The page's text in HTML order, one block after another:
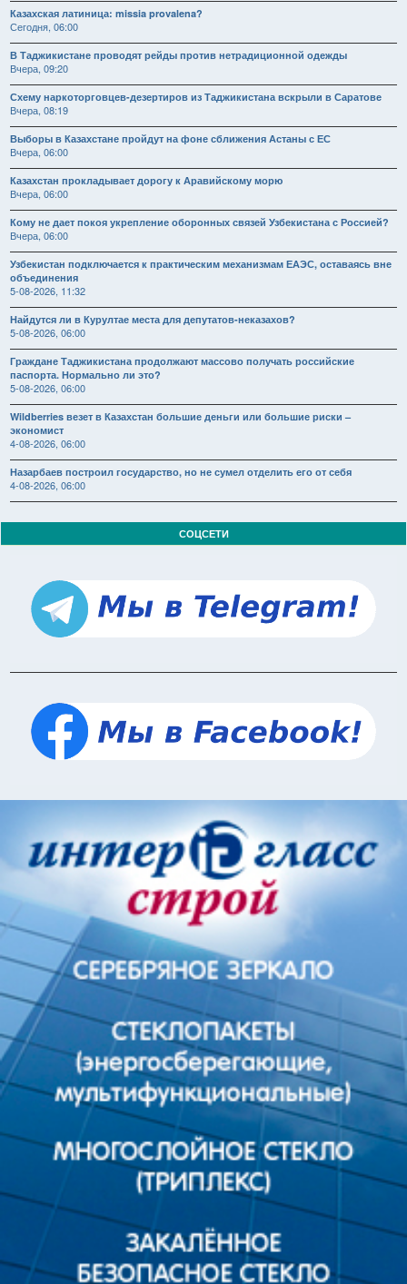
Казахская латиница: missia provalena?
Сегодня, 06:00
В Таджикистане проводят рейды против нетрадиционной одежды
Вчера, 09:20
Схему наркоторговцев-дезертиров из Таджикистана вскрыли в Саратове
Вчера, 08:19
Выборы в Казахстане пройдут на фоне сближения Астаны с ЕС
Вчера, 06:00
Казахстан прокладывает дорогу к Аравийскому морю
Вчера, 06:00
Кому не дает покоя укрепление оборонных связей Узбекистана с Россией?
Вчера, 06:00
Узбекистан подключается к практическим механизмам ЕАЭС, оставаясь вне
объединения
5-08-2026, 11:32
Найдутся ли в Курултае места для депутатов-неказахов?
5-08-2026, 06:00
Граждане Таджикистана продолжают массово получать российские
паспорта. Нормально ли это?
5-08-2026, 06:00
Wildberries везет в Казахстан большие деньги или большие риски –
экономист
4-08-2026, 06:00
Назарбаев построил государство, но не сумел отделить его от себя
4-08-2026, 06:00
СОЦСЕТИ